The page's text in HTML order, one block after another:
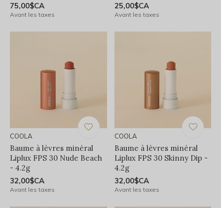
75,00$CA
Avant les taxes
25,00$CA
Avant les taxes
COOLA
Baume à lèvres minéral
Liplux FPS 30 Nude Beach
- 4.2g
32,00$CA
Avant les taxes
COOLA
Baume à lèvres minéral
Liplux FPS 30 Skinny Dip -
4.2g
32,00$CA
Avant les taxes